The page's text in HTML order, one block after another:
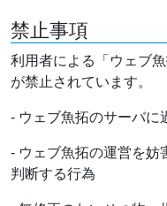
禁止事項
利用者による「ウェブ
が禁止されています。
- ウェブ魚拓のサーバに
- ウェブ魚拓の運営を妨
判断する行為